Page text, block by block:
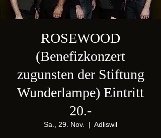
ROSEWOOD
(Benefizkonzert
zugunsten der Stiftung
Wunderlampe) Eintritt
20.-
Sa., 29. Nov.
  |
Adliswil